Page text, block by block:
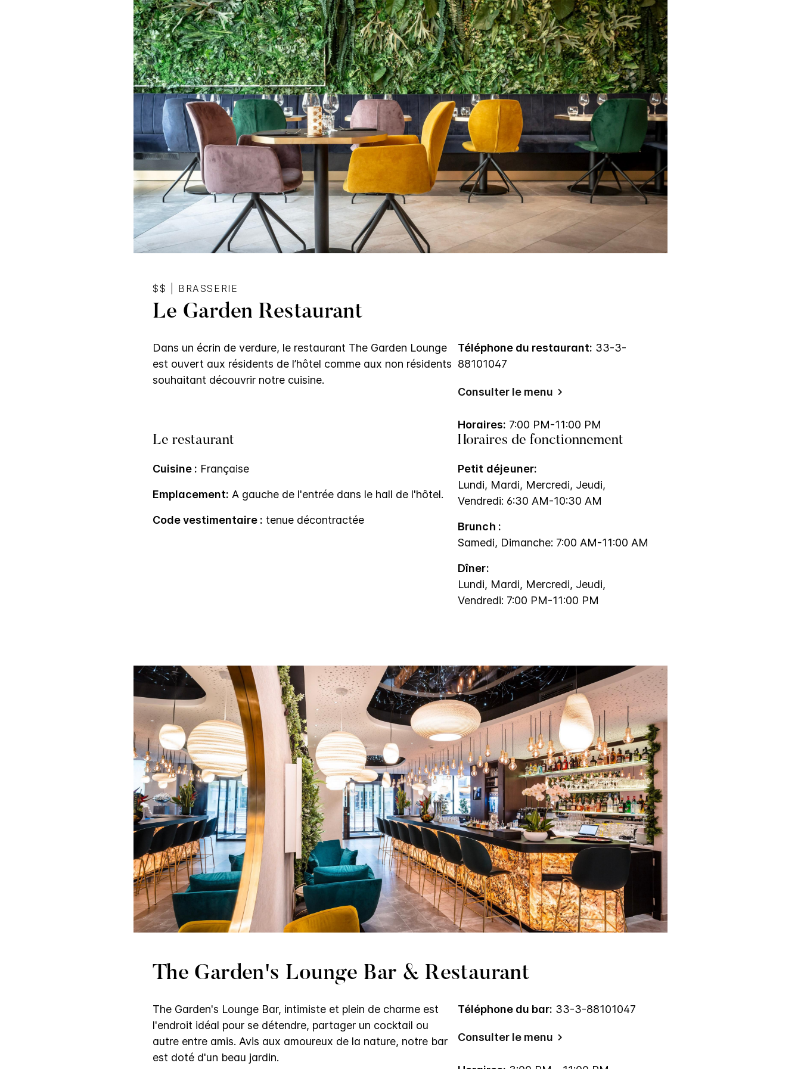
$$ BRASSERIE
Le Garden Restaurant
Dans un écrin de verdure, le restaurant The Garden Lounge
est ouvert aux résidents de l’hôtel comme aux non résidents
souhaitant découvrir notre cuisine.
Téléphone du restaurant: 33-3-
88101047
Consulter le menu
Horaires: 7:00 PM-11:00 PM
Le restaurant
Cuisine : Française
Emplacement: A gauche de l'entrée dans le hall de l'hôtel.
Code vestimentaire : tenue décontractée
Horaires de fonctionnement
Petit déjeuner:
Lundi, Mardi, Mercredi, Jeudi,
Vendredi: 6:30 AM-10:30 AM
Brunch :
Samedi, Dimanche: 7:00 AM-11:00 AM
Dîner:
Lundi, Mardi, Mercredi, Jeudi,
Vendredi: 7:00 PM-11:00 PM
The Garden's Lounge Bar & Restaurant
The Garden's Lounge Bar, intimiste et plein de charme est
l'endroit idéal pour se détendre, partager un cocktail ou
autre entre amis. Avis aux amoureux de la nature, notre bar
est doté d'un beau jardin.
Téléphone du bar: 33-3-88101047
Consulter le menu